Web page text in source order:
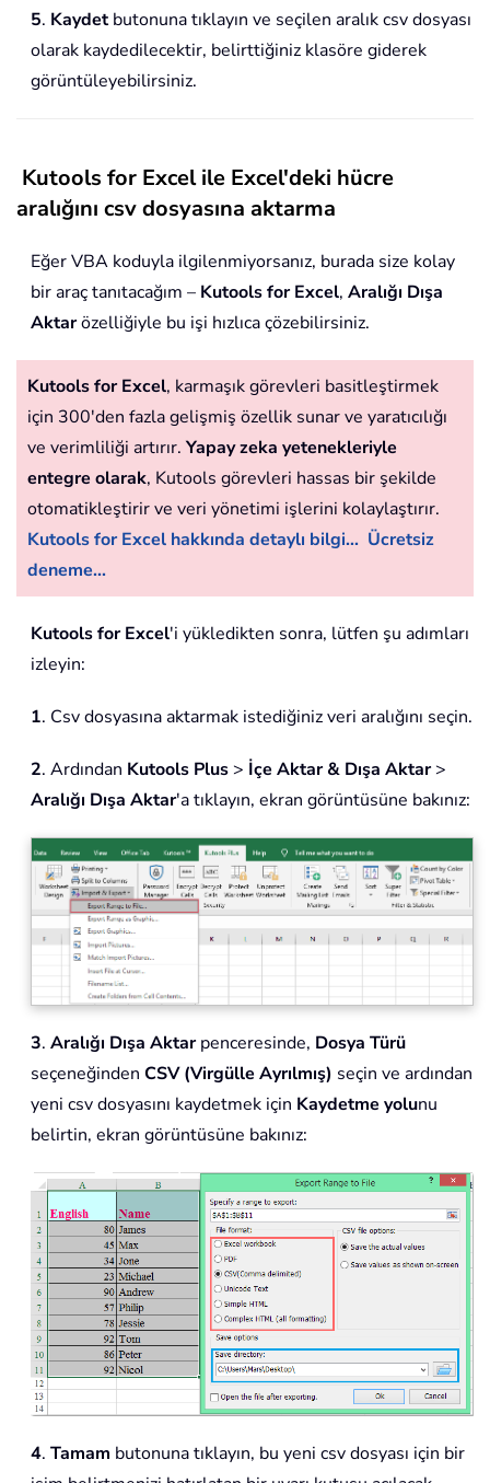
5. Kaydetbutonuna tıklayın ve seçilen aralık csv dosyası
olarak kaydedilecektir, belirttiğiniz klasöre giderek
görüntüleyebilirsiniz.
Kutools for Excel ile Excel'deki hücre
aralığını csv dosyasına aktarma
Eğer VBA koduyla ilgilenmiyorsanız, burada size kolay
bir araç tanıtacağım – Kutools for Excel, Aralığı Dışa
Aktarözelliğiyle bu işi hızlıca çözebilirsiniz.
Kutools for Excel, karmaşık görevleri basitleştirmek
için 300'den fazla gelişmiş özellik sunar ve yaratıcılığı
ve verimliliği artırır. Yapay zeka yetenekleriyle
entegre olarak, Kutools görevleri hassas bir şekilde
otomatikleştirir ve veri yönetimi işlerini kolaylaştırır.
Kutools for Excel hakkında detaylı bilgi... Ücretsiz
deneme...
Kutools for Excel'i yükledikten sonra, lütfen şu adımları
izleyin:
1. Csv dosyasına aktarmak istediğiniz veri aralığını seçin.
2. Ardından Kutools Plus > İçe Aktar & Dışa Aktar>
Aralığı Dışa Aktar'a tıklayın, ekran görüntüsüne bakınız:
3. Aralığı Dışa Aktarpenceresinde, Dosya Türü
seçeneğinden CSV (Virgülle Ayrılmış) seçin ve ardından
yeni csv dosyasını kaydetmek için Kaydetme yolunu
belirtin, ekran görüntüsüne bakınız:
4. Tamam butonuna tıklayın, bu yeni csv dosyası için bir